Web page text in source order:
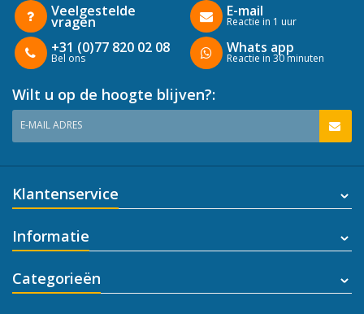
Veelgestelde
vragen
+31 (0)77 820 02 08
Bel ons
E-mail
Reactie in 1 uur
Whats app
Reactie in 30 minuten
Wilt u op de hoogte blijven?:
E-MAIL ADRES
Klantenservice
Informatie
Categorieën